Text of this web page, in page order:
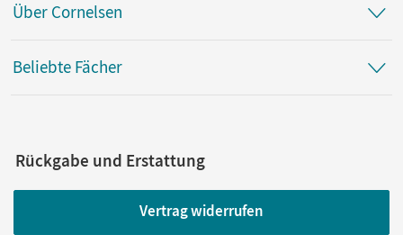
Über Cornelsen
Beliebte Fächer
Rückgabe und Erstattung
Vertrag widerrufen